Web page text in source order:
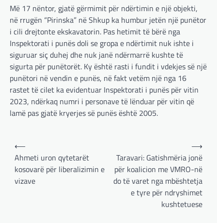
Më 17 nëntor, gjatë gërmimit për ndërtimin e një objekti,
në rrugën “Pirinska” në Shkup ka humbur jetën një punëtor
i cili drejtonte ekskavatorin. Pas hetimit të bërë nga
Inspektorati i punës doli se gropa e ndërtimit nuk ishte i
siguruar siç duhej dhe nuk janë ndërmarrë kushte të
sigurta për punëtorët. Ky është rasti i fundit i vdekjes së një
punëtori në vendin e punës, në fakt vetëm një nga 16
rastet të cilet ka evidentuar Inspektorati i punës për vitin
2023, ndërkaq numri i personave të lënduar për vitin që
lamë pas gjatë kryerjes së punës është 2005.
Post
navigation
⟵
Ahmeti uron qytetarët
kosovarë për liberalizimin e
vizave
Taravari: Gatishmëria jonë
për koalicion me VMRO-në
do të varet nga mbështetja
e tyre për ndryshimet
kushtetuese
⟶
MË TË FUNDIT , OPINIONE,